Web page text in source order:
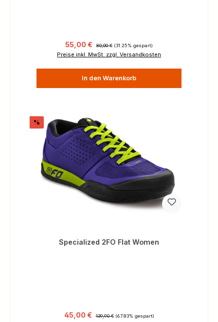
Verkaufspreis:
55,00 € 80,00 € (31.25% gespart)
Preise inkl. MwSt. zzgl. Versandkosten
In den Warenkorb
% Rabatt
Specialized 2FO Flat Women
Verkaufspreis:
45,00 € Regulärer Preis:
139,90 € (67.83% gespart)